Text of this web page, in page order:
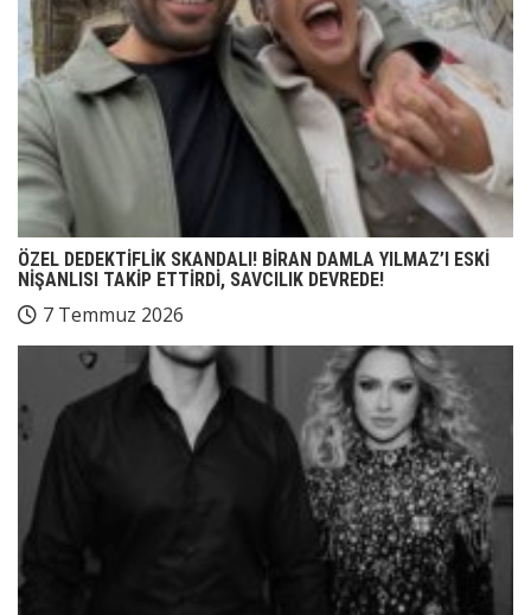
ÖZEL DEDEKTİFLİK SKANDALI! BİRAN DAMLA YILMAZ’I ESKİ
NİŞANLISI TAKİP ETTİRDİ, SAVCILIK DEVREDE!
7 Temmuz 2026